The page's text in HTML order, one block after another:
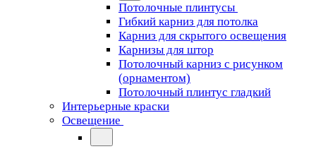
Потолочные плинтусы
Гибкий карниз для потолка
Карниз для скрытого освещения
Карнизы для штор
Потолочный карниз с рисунком
(орнаментом)
Потолочный плинтус гладкий
Интерьерные краски
Освещение